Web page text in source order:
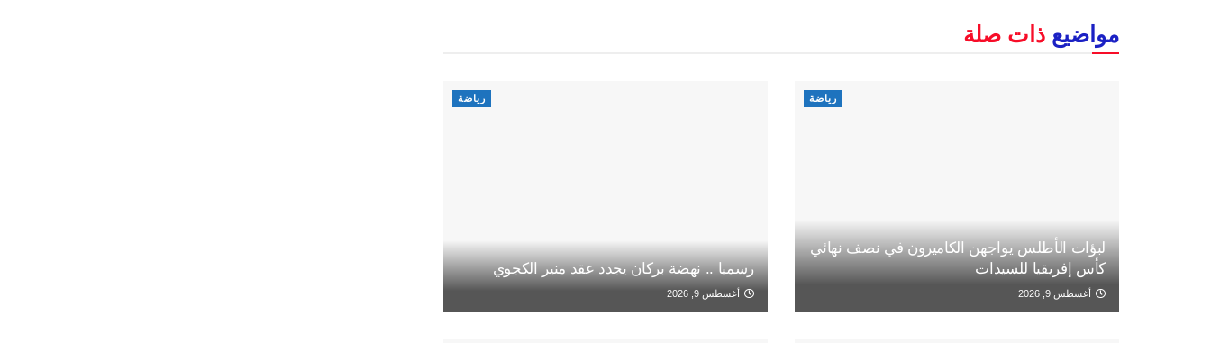
مواضيع ذات صلة
رياضة
لبؤات الأطلس يواجهن الكاميرون في نصف نهائي
كأس إفريقيا للسيدات
أغسطس 9, 2026
رياضة
رسميا .. نهضة بركان يجدد عقد منير الكجوي
أغسطس 9, 2026